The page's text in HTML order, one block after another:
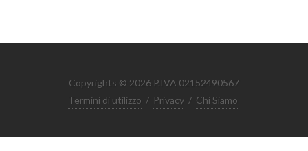
Copyrights © 2026 P.IVA 02152490567
Termini di utilizzo / Privacy / Chi Siamo